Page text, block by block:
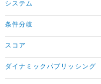
システム
条件分岐
スコア
ダイナミックパブリッシング